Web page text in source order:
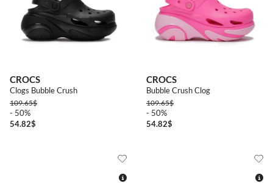
CROCS
Clogs Bubble Crush
109.65$
- 50%
54.82$
CROCS
Bubble Crush Clog
109.65$
- 50%
54.82$